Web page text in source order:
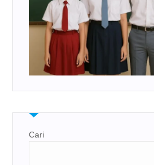
Cari